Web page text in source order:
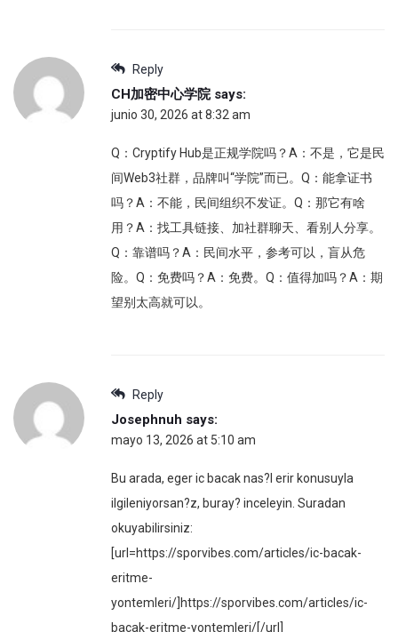
Reply
CH加密中心学院 says:
junio 30, 2026 at 8:32 am
Q：Cryptify Hub是正规学院吗？A：不是，它是民
间Web3社群，品牌叫“学院”而已。Q：能拿证书
吗？A：不能，民间组织不发证。Q：那它有啥
用？A：找工具链接、加社群聊天、看别人分享。
Q：靠谱吗？A：民间水平，参考可以，盲从危
险。Q：免费吗？A：免费。Q：值得加吗？A：期
望别太高就可以。
Reply
Josephnuh says:
mayo 13, 2026 at 5:10 am
Bu arada, eger ic bacak nas?l erir konusuyla
ilgileniyorsan?z, buray? inceleyin. Suradan
okuyabilirsiniz:
[url=https://sporvibes.com/articles/ic-bacak-
eritme-
yontemleri/]https://sporvibes.com/articles/ic-
bacak-eritme-yontemleri/[/url]